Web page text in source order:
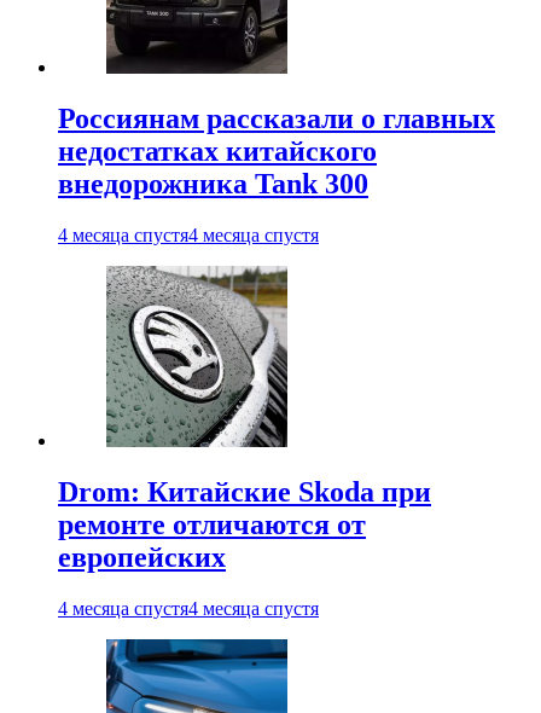
Россиянам рассказали о главных
недостатках китайского
внедорожника Tank 300
4 месяца спустя4 месяца спустя
Drom: Китайские Skoda при
ремонте отличаются от
европейских
4 месяца спустя4 месяца спустя